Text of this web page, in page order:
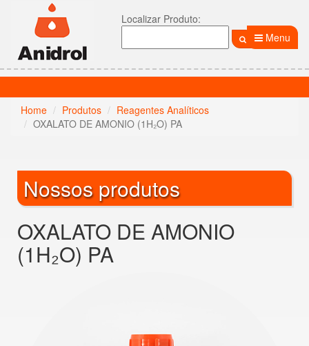
Localizar Produto:
Menu
Home Produtos
Reagentes Analíticos
OXALATO DE AMONIO (1H₂O) PA
Nossos produtos
OXALATO DE AMONIO
(1H₂O) PA